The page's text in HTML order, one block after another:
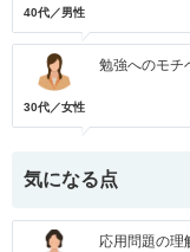
40代／男性
30代／女性
勉強へのモチ
気になる点
応用問題の理